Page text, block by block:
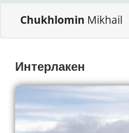
Chukhlomin Mikhail
Интерлакен